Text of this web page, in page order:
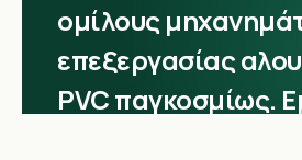
ομίλους
επεξεργασίας
PVC παγκοσμίως.